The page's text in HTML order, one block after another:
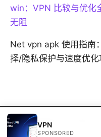
win：VPN 比较与优化
无阻
Net vpn apk 使用指南
择/隐私保护与速度优化
VPN
SPONSORED
© 2026 REMIND SOLUTION